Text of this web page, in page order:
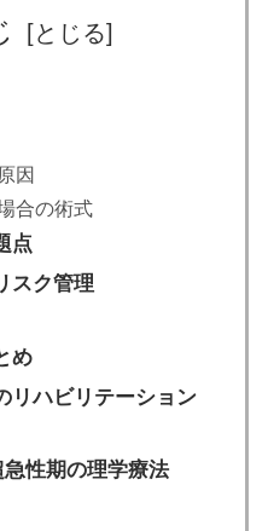
因
合の術式
点
スク管理
め
リハビリテーション
急性期の理学療法